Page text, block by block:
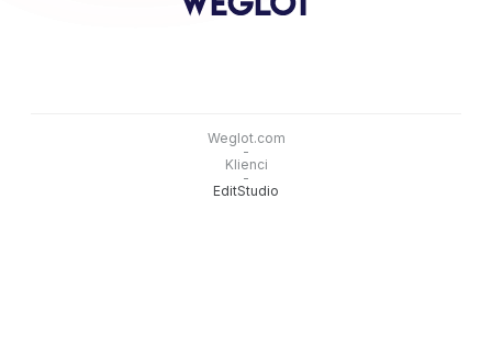
Weglot.com
-
Klienci
-
EditStudio